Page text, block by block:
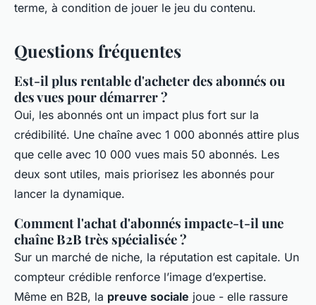
terme, à condition de jouer le jeu du contenu.
Questions fréquentes
Est-il plus rentable d'acheter des abonnés ou
des vues pour démarrer ?
Oui, les abonnés ont un impact plus fort sur la
crédibilité. Une chaîne avec 1 000 abonnés attire plus
que celle avec 10 000 vues mais 50 abonnés. Les
deux sont utiles, mais priorisez les abonnés pour
lancer la dynamique.
Comment l'achat d'abonnés impacte-t-il une
chaîne B2B très spécialisée ?
Sur un marché de niche, la réputation est capitale. Un
compteur crédible renforce l’image d’expertise.
Même en B2B, la preuve sociale joue - elle rassure